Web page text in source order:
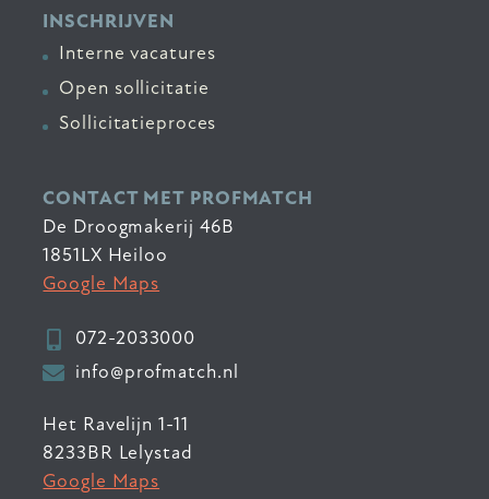
INSCHRIJVEN
Interne vacatures
Open sollicitatie
Sollicitatieproces
CONTACT MET PROFMATCH
De Droogmakerij 46B
1851LX Heiloo
Google Maps
072-2033000
info@profmatch.nl
Het Ravelijn 1-11
8233BR Lelystad
Google Maps